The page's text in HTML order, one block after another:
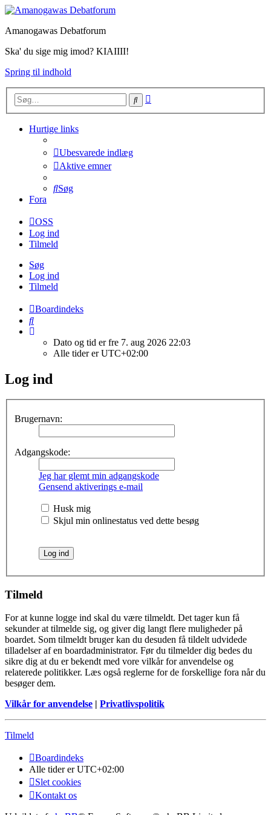
Amanogawas Debatforum
Ska' du sige mig imod? KIAIIII!
Spring til indhold
Søg
Hurtige links
Ubesvarede indlæg
Aktive emner
Søg
Fora
OSS
Log ind
Tilmeld
Søg
Log ind
Tilmeld
Boardindeks
Søg
Dato og tid er fre 7. aug 2026 22:03
Alle tider erUTC+02:00
Log ind
Brugernavn:
Adgangskode:
Jeg har glemt min adgangskode
Gensend aktiverings e-mail
Husk mig
Skjul min onlinestatus ved dette besøg
Tilmeld
For at kunne logge ind skal du være tilmeldt. Det tager kun få
sekunder at tilmelde sig, og giver dig langt flere muligheder på
boardet. Som tilmeldt bruger kan du desuden få tildelt udvidede
tilladelser af en boardadministrator. Før du tilmelder dig bedes du
sikre dig at du er bekendt med vore vilkår for anvendelse og
relaterede politikker. Læs også reglerne for de forskellige fora når du
besøger dem.
Vilkår for anvendelse | Privatlivspolitik
Tilmeld
Boardindeks
Alle tider erUTC+02:00
Slet cookies
Kontakt os